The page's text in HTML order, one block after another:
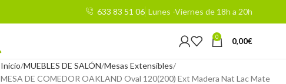
633 83 51 06 Lunes -Viernes de 18h a 20h
0 0,00€
Inicio MUEBLES DE SALÓN Mesas Extensibles
MESA DE COMEDOR OAKLAND Oval 120(200) Ext Madera Nat Lac Mate